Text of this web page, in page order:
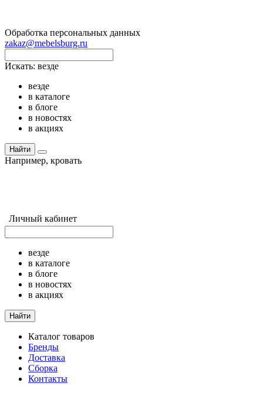
Обработка персональных данных
zakaz@mebelsburg.ru
Искать: везде
везде
в каталоге
в блоге
в новостях
в акциях
Найти
Например, кровать
Личный кабинет
везде
в каталоге
в блоге
в новостях
в акциях
Найти
Каталог товаров
Бренды
Доставка
Сборка
Контакты